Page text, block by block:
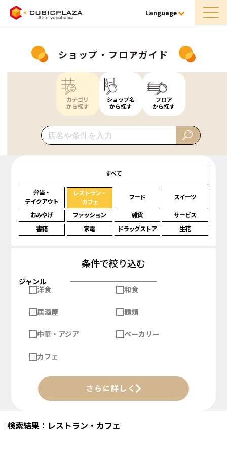
Language
ショップ・フロアガイド
カテゴリ
から探す
ショップ名
から探す
フロア
から探す
すべて
弁当・
テイクアウト
レストラン・
カフェ
フード スイーツ
おみやげ ファッション 雑貨
サービス
書籍
家電 ドラッグストア 生花
条件で絞り込む
ジャンル
洋食
和食
居酒屋 麺類
中華・アジア ベーカリー
カフェ
さらに詳しく
検索結果：レストラン・カフェ